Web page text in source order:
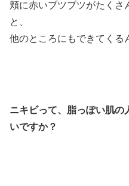
頬に赤いブツブツがたくさ
と、
他のところにもできてくる
ニキビって、脂っぽい肌の
いですか？